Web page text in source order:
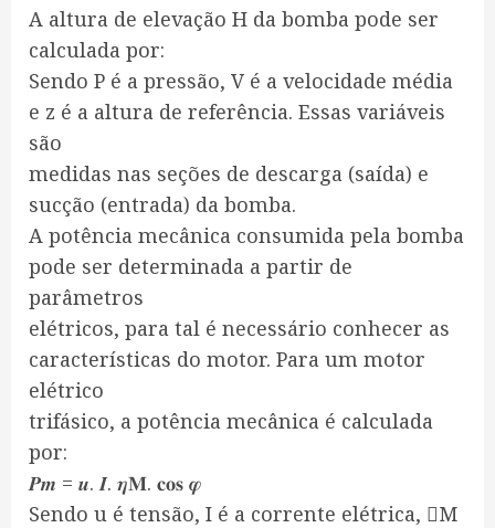
A altura de elevação H da bomba pode ser
calculada por:
Sendo P é a pressão, V é a velocidade média
e z é a altura de referência. Essas variáveis
são
medidas nas seções de descarga (saída) e
sucção (entrada) da bomba.
A potência mecânica consumida pela bomba
pode ser determinada a partir de
parâmetros
elétricos, para tal é necessário conhecer as
características do motor. Para um motor
elétrico
trifásico, a potência mecânica é calculada
por:
𝑷𝒎 = 𝒖. 𝑰. 𝜼𝐌. 𝐜𝐨𝐬 𝝋
Sendo u é tensão, I é a corrente elétrica, M